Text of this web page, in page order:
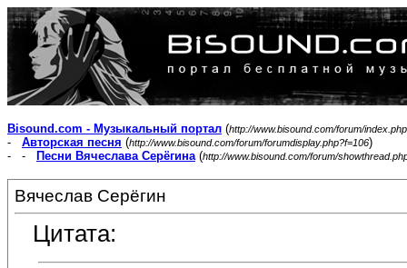
Bisound.com - Музыкальный портал (http://www.bisound.com/forum/index.php
- Авторская песня (http://www.bisound.com/forum/forumdisplay.php?f=106)
- -
Песни Вячеслава Серёгина(http://www.bisound.com/forum/
Вячеслав Серёгин
Цитата: